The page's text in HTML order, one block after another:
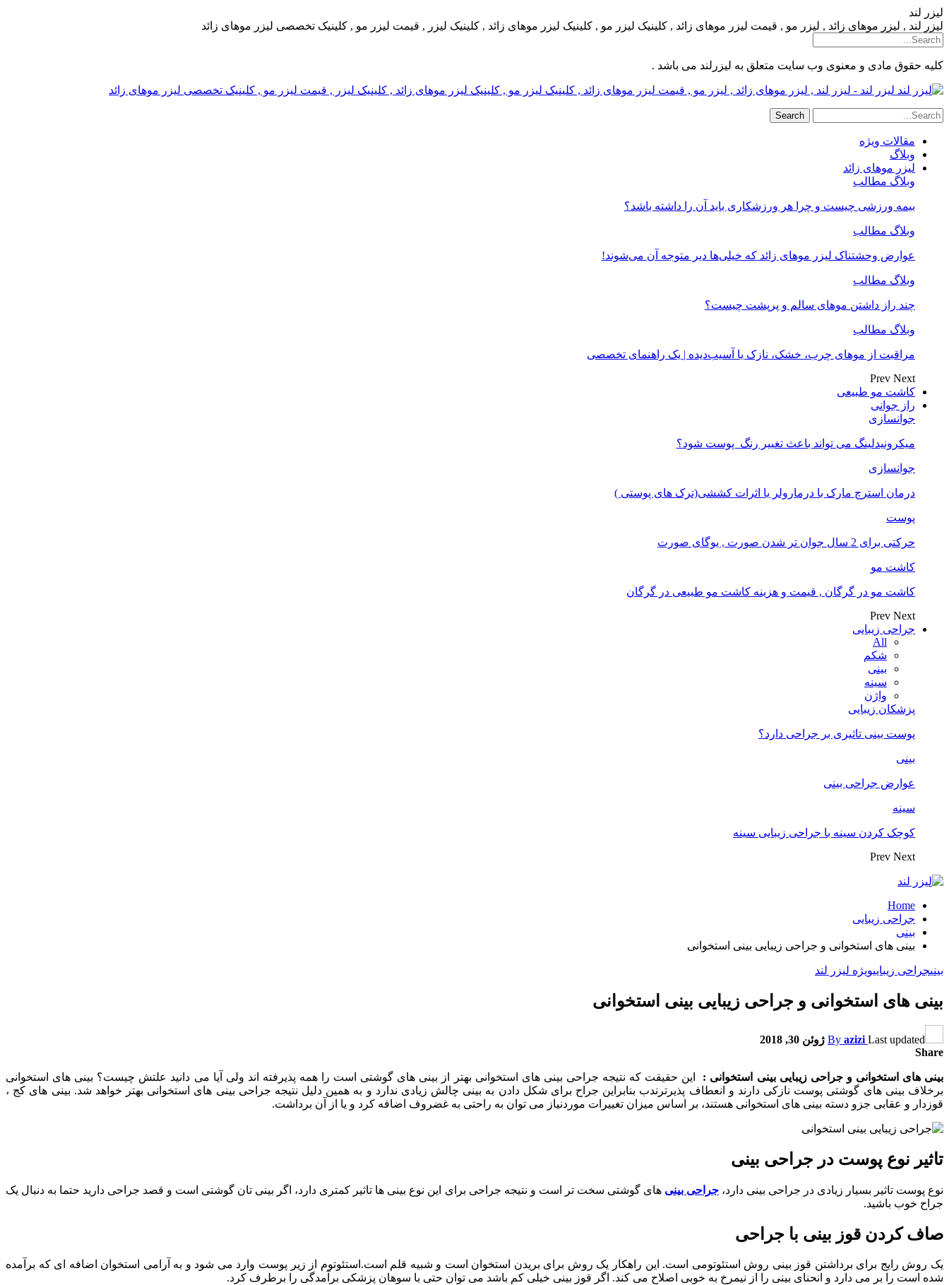
لیزر لند
لیزر لند , لیزر موهای زائد , لیزر مو , قیمت لیزر موهای زائد , کلینیک لیزر مو , کلینیک لیزر موهای زائد , کلینیک لیزر , قیمت لیزر مو , کلینیک تخصصی لیزر موهای زائد
کلیه حقوق مادی و معنوی وب سایت متعلق به لیزرلند می باشد .
لیزر لند - لیزر لند , لیزر موهای زائد , لیزر مو , قیمت لیزر موهای زائد , کلینیک لیزر مو , کلینیک لیزر موهای زائد , کلینیک لیزر , قیمت لیزر مو , کلینیک تخصصی لیزر موهای زائد
مقالات ویژه
وبلاگ
لیزر موهای زائد
وبلاگ مطالب
بیمه ورزشی چیست و چرا هر ورزشکاری باید آن را داشته باشد؟
وبلاگ مطالب
عوارض وحشتناک لیزر موهای زائد که خیلی‌ها دیر متوجه آن می‌شوند!
وبلاگ مطالب
چند راز داشتن موهای سالم و پرپشت چیست؟
وبلاگ مطالب
مراقبت از موهای چرب، خشک، نازک یا آسیب‌دیده | یک راهنمای تخصصی
Prev Next
کاشت مو طبیعی
راز جوانی
جوانسازی
میکرونیدلینگ می تواند باعث تغییر رنگ ‍ پوست شود؟
جوانسازی
درمان استرچ مارک با درمارولر یا اثرات کششی(ترک های پوستی )
پوست
حرکتی برای 2 سال جوان تر شدن صورت , یوگای صورت
کاشت مو
کاشت مو در گرگان , قیمت و هزینه کاشت مو طبیعی در گرگان
Prev Next
جراحی زیبایی
All
شکم
بینی
سینه
واژن
پزشکان زیبایی
پوست بینی تاثیری بر جراحی دارد؟
بینی
عوارض جراحی بینی
سینه
کوچک کردن سینه با جراحی زیبایی سینه
Prev Next
Home
جراحی زیبایی
بینی
بینی های استخوانی و جراحی زیبایی بینی استخوانی
بینیجراحی زیباییویژه لیزر لند
بینی های استخوانی و جراحی زیبایی بینی استخوانی
By azizi Last updated
ژوئن 30, 2018
Share
بینی های استخوانی و جراحی زیبایی بینی استخوانی :
این حقیقت که نتیجه جراحی بینی های استخوانی بهتر از بینی های گوشتی است را همه پذیرفته اند ولی آیا می دانید علتش چیست؟ بینی های استخوانی
برخلاف بینی های گوشتی پوست نازکی دارند و انعطاف پذیرترندب بنابراین جراح برای شکل دادن به بینی چالش زیادی ندارد و به همین دلیل نتیجه جراحی بینی های استخوانی بهتر خواهد شد. بینی های کج ،
قوزدار و عقابی جزو دسته بینی های استخوانی هستند، بر اساس میزان تغییرات موردنیاز می توان به راحتی به غضروف اضافه کرد و یا از آن برداشت.
تاثیر نوع پوست در جراحی بینی
نوع پوست تاثیر بسیار زیادی در جراحی بینی دارد،جراحی بینی های گوشتی سخت تر است و نتیجه جراحی برای این نوع بینی ها تاثیر کمتری دارد، اگر بینی تان گوشتی است و قصد جراحی دارید حتما به دنبال یک
جراح خوب باشید.
صاف کردن قوز بینی با جراحی
یک روش رایج برای برداشتن قوز بینی روش استئوتومی است. این راهکار یک روش برای بریدن استخوان است و شبیه قلم است.استئوتوم از زیر پوست وارد می شود و به آرامی استخوان اضافه ای که برآمده
شده است را بر می دارد و انحنای بینی را از نیمرخ به خوبی اصلاح می کند. اگر قوز بینی خیلی کم باشد می توان حتی با سوهان پزشکی برآمدگی را برطرف کرد.